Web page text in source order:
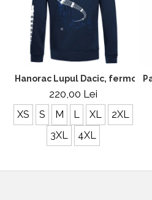
Hanorac Lupul Dacic,
220,00 Lei
XS S M L XL
2XL
3XL
4XL